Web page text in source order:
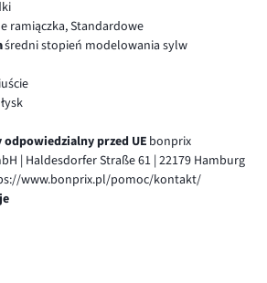
ramiączka, Standardowe
średni stopień modelowania sylw
przed UE bonprix
| Haldesdorfer Straße 61 | 22179 Hamburg
www.bonprix.pl/pomoc/kontakt/